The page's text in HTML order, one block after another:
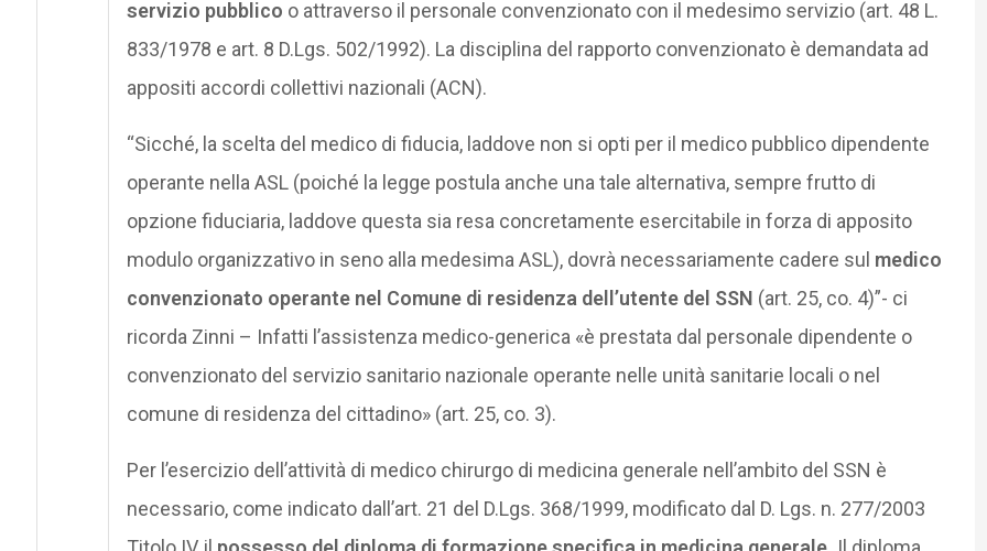
servizio pubblico o attraverso il personale convenzionato con il medesimo servizio (art. 48 L.
833/1978 e art. 8 D.Lgs. 502/1992). La disciplina del rapporto convenzionato è demandata ad
appositi accordi collettivi nazionali (ACN).
“Sicché, la scelta del medico di fiducia, laddove non si opti per il medico pubblico dipendente
operante nella ASL (poiché la legge postula anche una tale alternativa, sempre frutto di
opzione fiduciaria, laddove questa sia resa concretamente esercitabile in forza di apposito
modulo organizzativo in seno alla medesima ASL), dovrà necessariamente cadere sul medico
convenzionato operante nel Comune di residenza dell’utente del SSN (art. 25, co. 4)”- ci
ricorda Zinni – Infatti l’assistenza medico-generica «è prestata dal personale dipendente o
convenzionato del servizio sanitario nazionale operante nelle unità sanitarie locali o nel
comune di residenza del cittadino» (art. 25, co. 3).
Per l’esercizio dell’attività di medico chirurgo di medicina generale nell’ambito del SSN è
necessario, come indicato dall’art. 21 del D.Lgs. 368/1999, modificato dal D. Lgs. n. 277/2003